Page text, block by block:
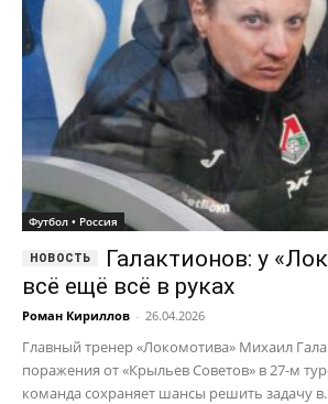
Футбол • Россия
Галактионов: у
всё ещё всё в руках
Роман Кириллов - 26.04.2026
Главный тренер «Локомотива» Михаил
поражения от «Крыльев Советов» в 27-м
команда сохраняет шансы решить задачу